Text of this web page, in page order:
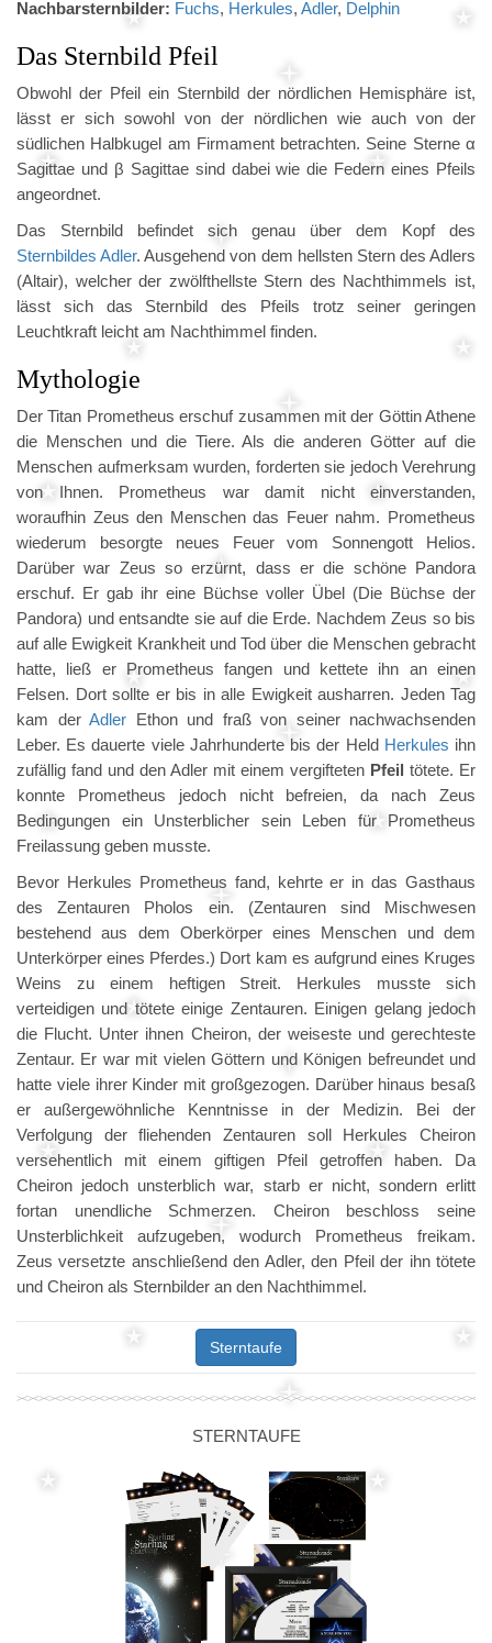
Nachbarsternbilder: Fuchs, Herkules, Adler, Delphin
Das Sternbild Pfeil
Obwohl der Pfeil ein Sternbild der nördlichen Hemisphäre ist,
lässt er sich sowohl von der nördlichen wie auch von der
südlichen Halbkugel am Firmament betrachten. Seine Sterne α
Sagittae und β Sagittae sind dabei wie die Federn eines Pfeils
angeordnet.
Das Sternbild befindet sich genau über dem Kopf des
Sternbildes Adler. Ausgehend von dem hellsten Stern des Adlers
(Altair), welcher der zwölfthellste Stern des Nachthimmels ist,
lässt sich das Sternbild des Pfeils trotz seiner geringen
Leuchtkraft leicht am Nachthimmel finden.
Mythologie
Der Titan Prometheus erschuf zusammen mit der Göttin Athene
die Menschen und die Tiere. Als die anderen Götter auf die
Menschen aufmerksam wurden, forderten sie jedoch Verehrung
von Ihnen. Prometheus war damit nicht einverstanden,
woraufhin Zeus den Menschen das Feuer nahm. Prometheus
wiederum besorgte neues Feuer vom Sonnengott Helios.
Darüber war Zeus so erzürnt, dass er die schöne Pandora
erschuf. Er gab ihr eine Büchse voller Übel (Die Büchse der
Pandora) und entsandte sie auf die Erde. Nachdem Zeus so bis
auf alle Ewigkeit Krankheit und Tod über die Menschen gebracht
hatte, ließ er Prometheus fangen und kettete ihn an einen
Felsen. Dort sollte er bis in alle Ewigkeit ausharren. Jeden Tag
kam der Adler Ethon und fraß von seiner nachwachsenden
Leber. Es dauerte viele Jahrhunderte bis der Held Herkules ihn
zufällig fand und den Adler mit einem vergifteten Pfeil tötete. Er
konnte Prometheus jedoch nicht befreien, da nach Zeus
Bedingungen ein Unsterblicher sein Leben für Prometheus
Freilassung geben musste.
Bevor Herkules Prometheus fand, kehrte er in das Gasthaus
des Zentauren Pholos ein. (Zentauren sind Mischwesen
bestehend aus dem Oberkörper eines Menschen und dem
Unterkörper eines Pferdes.) Dort kam es aufgrund eines Kruges
Weins zu einem heftigen Streit. Herkules musste sich
verteidigen und tötete einige Zentauren. Einigen gelang jedoch
die Flucht. Unter ihnen Cheiron, der weiseste und gerechteste
Zentaur. Er war mit vielen Göttern und Königen befreundet und
hatte viele ihrer Kinder mit großgezogen. Darüber hinaus besaß
er außergewöhnliche Kenntnisse in der Medizin. Bei der
Verfolgung der fliehenden Zentauren soll Herkules Cheiron
versehentlich mit einem giftigen Pfeil getroffen haben. Da
Cheiron jedoch unsterblich war, starb er nicht, sondern erlitt
fortan unendliche Schmerzen. Cheiron beschloss seine
Unsterblichkeit aufzugeben, wodurch Prometheus freikam.
Zeus versetzte anschließend den Adler, den Pfeil der ihn tötete
und Cheiron als Sternbilder an den Nachthimmel.
Sterntaufe
STERNTAUFE